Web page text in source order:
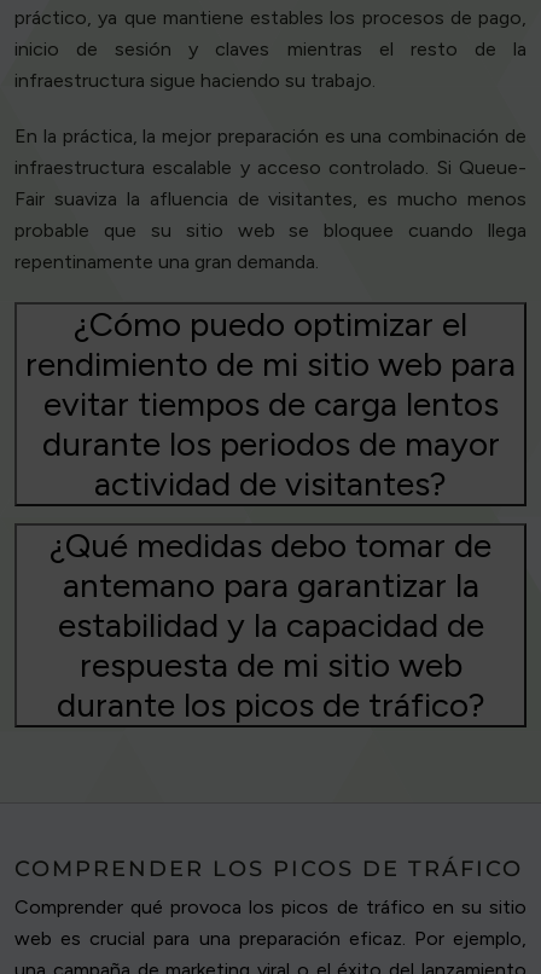
práctico, ya que mantiene estables los procesos de pago,
inicio de sesión y claves mientras el resto de la
infraestructura sigue haciendo su trabajo.
En la práctica, la mejor preparación es una combinación de
infraestructura escalable y acceso controlado. Si Queue-
Fair suaviza la afluencia de visitantes, es mucho menos
probable que su sitio web se bloquee cuando llega
repentinamente una gran demanda.
¿Cómo puedo optimizar el
rendimiento de mi sitio web para
evitar tiempos de carga lentos
durante los periodos de mayor
actividad de visitantes?
¿Qué medidas debo tomar de
antemano para garantizar la
estabilidad y la capacidad de
respuesta de mi sitio web
durante los picos de tráfico?
COMPRENDER LOS PICOS DE TRÁFICO
Comprender qué provoca los picos de tráfico en su sitio
web es crucial para una preparación eficaz. Por ejemplo,